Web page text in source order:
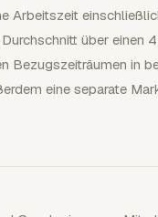
Arbeitszeit
über einen
Bezugszeiträumen in
eine separate